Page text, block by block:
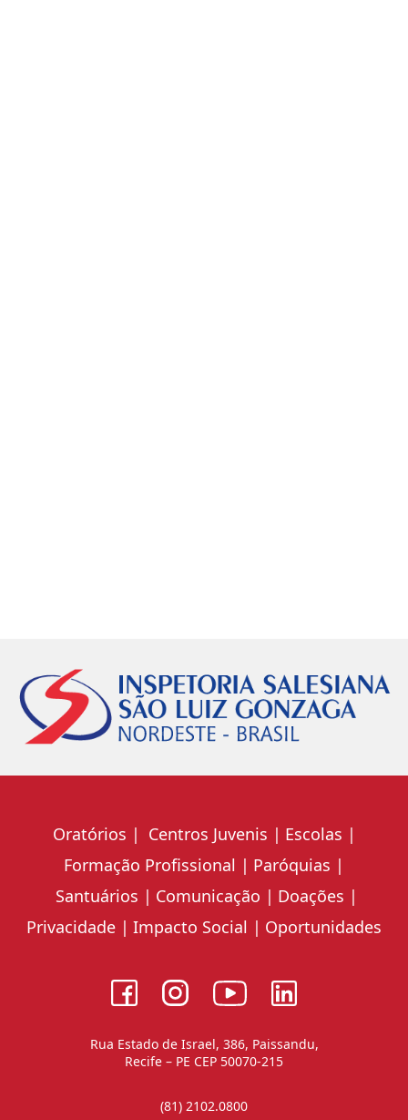
Oratórios Centros Juvenis
Escolas
Formação Profissional
Paróquias
Santuários
Comunicação
Doações
Privacidade
Impacto Social Oportunidades
Rua Estado de Israel, 386, Paissandu,
Recife – PE CEP 50070-215
(81) 2102.0800